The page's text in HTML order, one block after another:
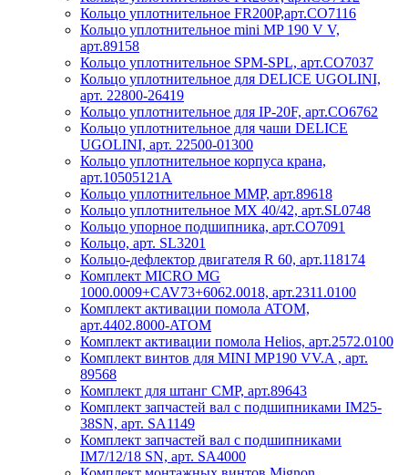
Кольцо уплотнительное FR200P,арт.CO7116
Кольцо уплотнительное mini MP 190 V V,
арт.89158
Кольцо уплотнительное SPM-SPL, арт.CO7037
Кольцо уплотнительное для DELICE UGOLINI,
арт. 22800-26419
Кольцо уплотнительное для IP-20F, арт.CO6762
Кольцо уплотнительное для чаши DELICE
UGOLINI, арт. 22500-01300
Кольцо уплотнительное корпуса крана,
арт.10505121A
Кольцо уплотнительное ММР, арт.89618
Кольцо уплотнительное МХ 40/42, арт.SL0748
Кольцо упорное подшипника, арт.CO7091
Кольцо, арт. SL3201
Кольцо-дефлектор двигателя R 60, арт.118174
Комплект MICRO MG
1000.0009+CAV73+6062.0018, арт.2311.0100
Комплект активации помола ATOM,
арт.4402.8000-ATOM
Комплект активации помола Helios, арт.2572.0100
Комплект винтов для MINI MP190 VV.A , арт.
89568
Комплект для штанг CMP, арт.89643
Комплект запчастей вал с подшипниками IM25-
38SN, арт. SA1149
Комплект запчастей вал с подшипниками
IM7/12/18 SN, арт. SA4000